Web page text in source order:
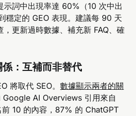
示詞中出現率達 60%（10 次中出
穩定的 GEO 表現。建議每 90 天
更新過時數據、補充新 FAQ、確
係：互補而非替代
將取代 SEO。數據顯示兩者的關
Google AI Overviews 引用來自
10 的內容，87% 的 ChatGPT